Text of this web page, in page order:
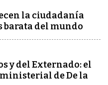
la ciudadanía
del mundo
y del Externado: el
de De la